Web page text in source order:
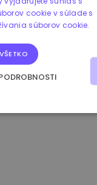
+6.10% 3.3B €
cookie v súlade s
súborov cookie.